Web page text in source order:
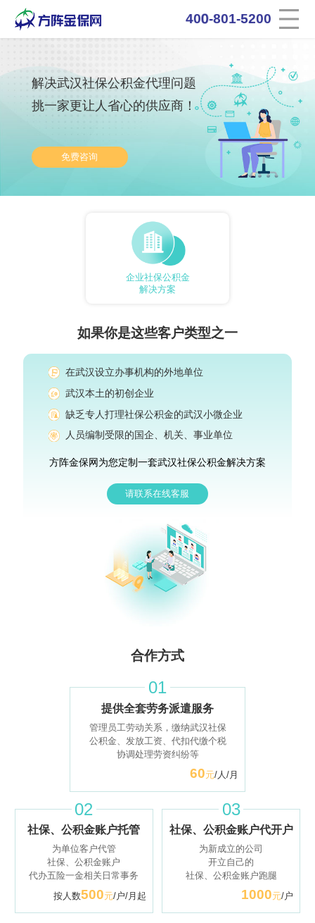
400-801-5200
解决武汉社保公积金代理问题
挑一家更让人省心的供应商！
免费咨询
企业社保公积金
解决方案
如果你是这些客户类型之一
在武汉设立办事机构的外地单位
武汉本土的初创企业
缺乏专人打理社保公积金的武汉小微企业
人员编制受限的国企、机关、事业单位
方阵金保网为您定制一套武汉社保公积金解决方案
请联系在线客服
合作方式
01
提供全套劳务派遣服务
管理员工劳动关系，缴纳武汉社保
公积金、发放工资、代扣代缴个税
协调处理劳资纠纷等
60元/人/月
02
社保、公积金账户托管
为单位客户代管
社保、公积金账户
代办五险一金相关日常事务
按人数500元/户/月起
03
社保、公积金账户代开户
为新成立的公司
开立自己的
社保、公积金账户跑腿
1000元/户